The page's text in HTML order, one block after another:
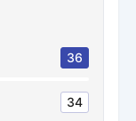
36
34